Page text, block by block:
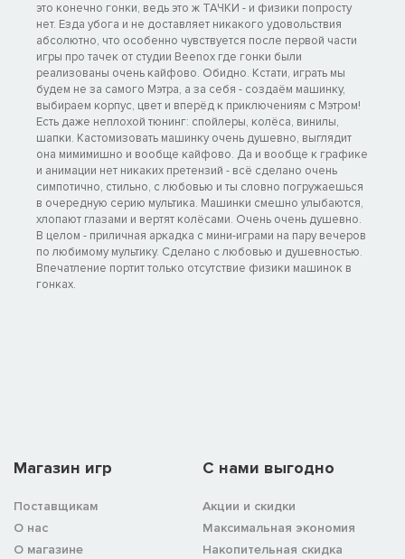
это конечно гонки, ведь это ж ТАЧКИ - и физики попросту
нет. Езда убога и не доставляет никакого удовольствия
абсолютно, что особенно чувствуется после первой части
игры про тачек от студии Beenox где гонки были
реализованы очень кайфово. Обидно. Кстати, играть мы
будем не за самого Мэтра, а за себя - создаём машинку,
выбираем корпус, цвет и вперёд к приключениям с Мэтром!
Есть даже неплохой тюнинг: спойлеры, колёса, винилы,
шапки. Кастомизовать машинку очень душевно, выглядит
она мимимишно и вообще кайфово. Да и вообще к графике
и анимации нет никаких претензий - всё сделано очень
симпотично, стильно, с любовью и ты словно погружаешься
в очередную серию мультика. Машинки смешно улыбаются,
хлопают глазами и вертят колёсами. Очень очень душевно.
В целом - приличная аркадка с мини-играми на пару вечеров
по любимому мультику. Сделано с любовью и душевностью.
Впечатление портит только отсутствие физики машинок в
гонках.
Магазин игр
Поставщикам
О нас
О магазине
C нами выгодно
Акции и скидки
Максимальная экономия
Накопительная скидка